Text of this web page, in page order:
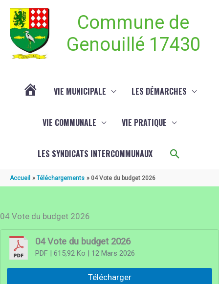
Commune de
Genouillé 17430
VIE MUNICIPALE LES DÉMARCHES
VIE COMMUNALE VIE PRATIQUE
LES SYNDICATS INTERCOMMUNAUX
Accueil Téléchargements 04 Vote du budget 2026
04 Vote du budget 2026
04 Vote du budget 2026
PDF| 615,92 Ko | 12 Mars 2026
Télécharger